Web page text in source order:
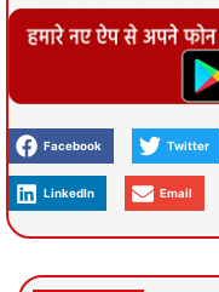
Facebook Twitter
LinkedIn Email